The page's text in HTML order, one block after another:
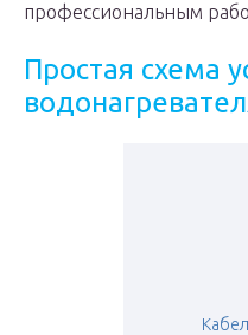
профессиональным
Простая схема